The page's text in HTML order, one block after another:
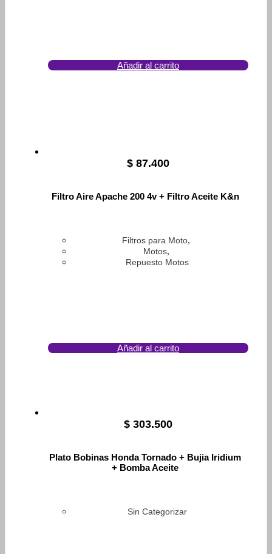
Añadir al carrito
$ 87.400
Filtro Aire Apache 200 4v + Filtro Aceite K&n
Filtros para Moto,
Motos,
Repuesto Motos
Añadir al carrito
$ 303.500
Plato Bobinas Honda Tornado + Bujia Iridium
+ Bomba Aceite
Sin Categorizar